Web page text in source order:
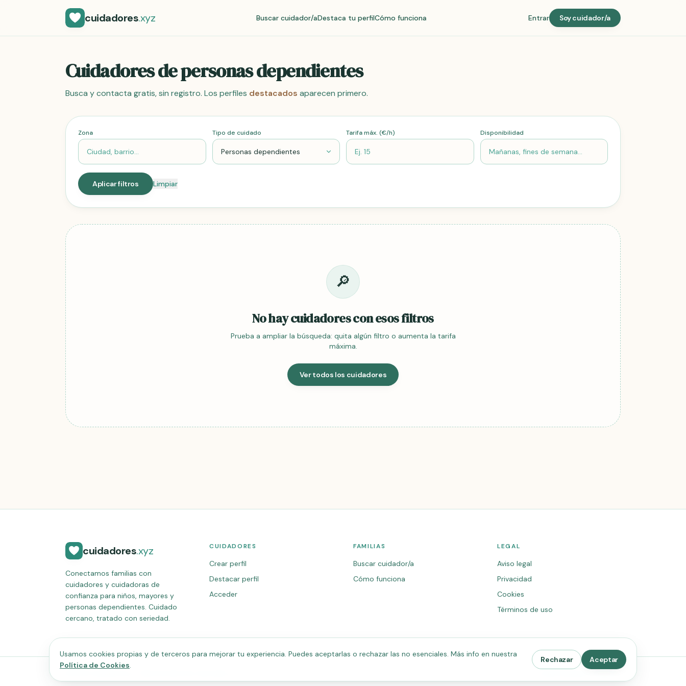
cuidadores.xyz Buscar cuidador/aDestaca tu perfilCómo funciona Entrar Soy cuidador/a
Cuidadores de personas dependientes
Busca y contacta gratis, sin registro. Los perfiles destacados aparecen primero.
Zona Tipo de cuidado Tarifa máx. (€/h) Disponibilidad
Aplicar filtros Limpiar
🔎
No hay cuidadores con esos filtros
Prueba a ampliar la búsqueda: quita algún filtro o aumenta la tarifa
máxima.
Ver todos los cuidadores
cuidadores.xyz
Conectamos familias con
cuidadores y cuidadoras de
confianza para niños, mayores y
personas dependientes. Cuidado
cercano, tratado con seriedad.
CUIDADORES
Crear perfil
Destacar perfil
Acceder
FAMILIAS
Buscar cuidador/a
Cómo funciona
LEGAL
Aviso legal
Privacidad
Cookies
Términos de uso
Usamos cookies propias y de terceros para mejorar tu experiencia. Puedes aceptarlas o rechazar las no esenciales. Más info en nuestra
Política de Cookies.
Rechazar Aceptar